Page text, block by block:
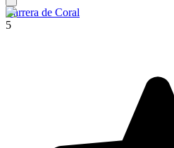
Barrera de Coral
5